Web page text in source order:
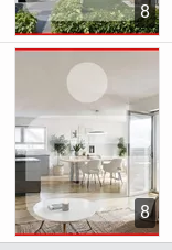
8
8